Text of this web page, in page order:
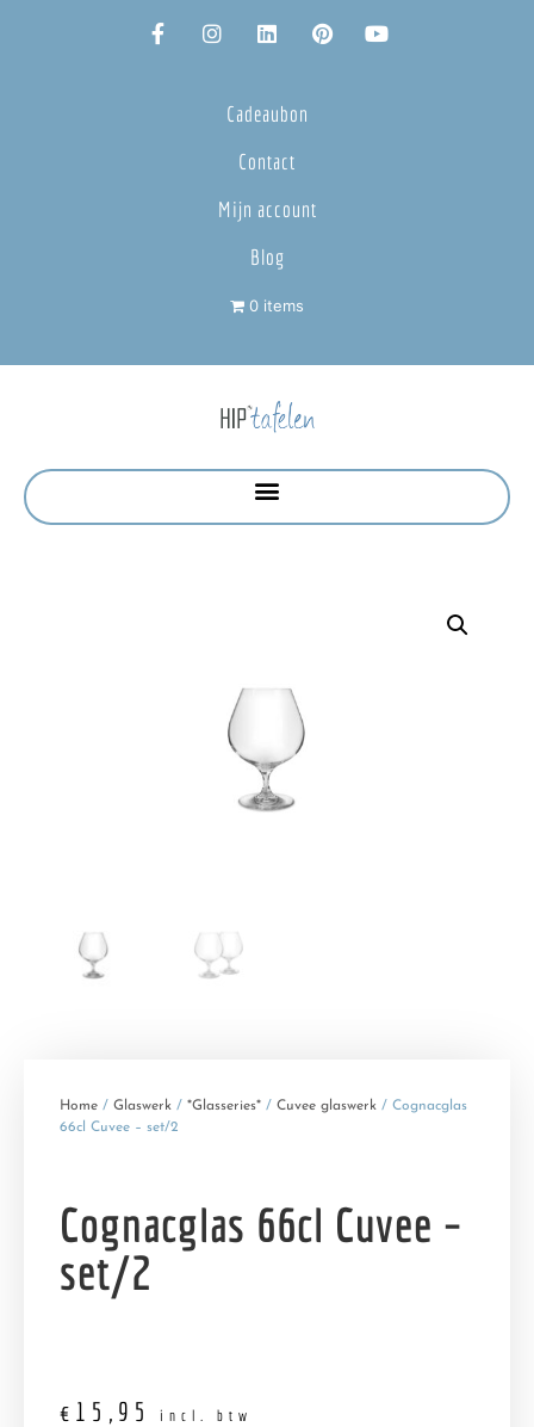
Cadeaubon
Contact
Mijn account
Blog
0 items
Home / Glaswerk / *Glasseries* / Cuvee glaswerk / Cognacglas
66cl Cuvee – set/2
Cognacglas 66cl Cuvee –
set/2
€ 15,95 incl. btw